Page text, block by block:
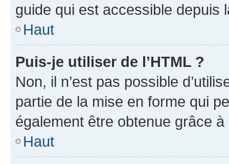
guide qui est accessible depuis
Haut
Puis-je utiliser de l’HTML ?
Non, il n’est pas possible
partie de la mise en forme qui
également être obtenue grâce à
Haut